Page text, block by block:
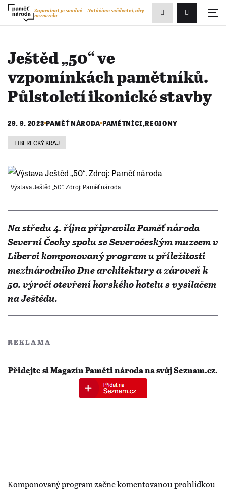
Přihlášení/
Zapomínat je snadné...Natáčíme svědectví, aby
nezmizela
Zobrazit
vyhledávání
Ještěd „50“ ve
vzpomínkách pamětníků.
Půlstoletí ikonické stavby
29. 9. 2023 PAMĚŤ NÁRODA PAMĚTNÍCI,REGIONY
LIBERECKÝ KRAJ
Výstava Ještěd „50“. Zdroj: Paměť národa
Na středu 4. října připravila Paměť národa
Severní Čechy spolu se Severočeským muzeem v
Liberci komponovaný program u příležitosti
mezinárodního Dne architektury a zároveň k
50. výročí otevření horského hotelu s vysílačem
na Ještědu.
REKLAMA
Přidejte si Magazín Paměti národa na svůj Seznam.cz.
Komponovaný program začne komentovanou prohlídkou